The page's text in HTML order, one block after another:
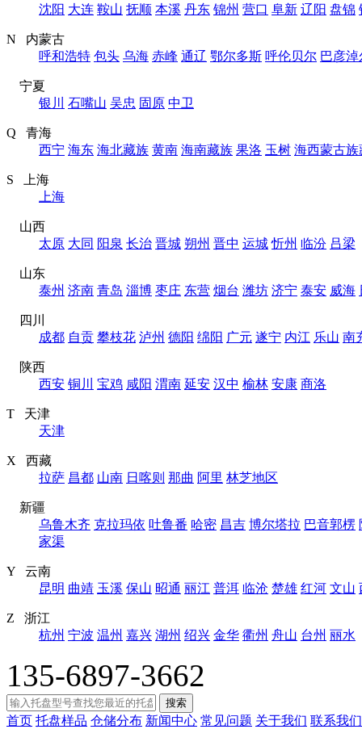
沈阳 大连 鞍山 抚顺 本溪 丹东 锦州 营口 阜新 辽阳 盘锦
N 内蒙古
呼和浩特 包头 乌海 赤峰 通辽 鄂尔多斯 呼伦贝尔 巴彦淖
宁夏
银川
石嘴山 吴忠 固原 中卫
Q 青海
西宁 海东 海北藏族 黄南 海南藏族 果洛 玉树 海西蒙古族
S 上海
上海
山西
太原 大同 阳泉 长治 晋城 朔州 晋中 运城 忻州 临汾 吕梁
山东
泰州 济南 青岛 淄博 枣庄 东营 烟台 潍坊 济宁 泰安 威海
四川
成都 自贡 攀枝花 泸州 德阳 绵阳 广元 遂宁 内江 乐山 南
陕西
西安 铜川 宝鸡 咸阳 渭南 延安 汉中 榆林 安康 商洛
T 天津
天津
X 西藏
拉萨 昌都 山南 日喀则 那曲 阿里 林芝地区
新疆
乌鲁木齐 克拉玛依 吐鲁番 哈密 昌吉 博尔塔拉 巴音郭楞
家渠
Y 云南
昆明 曲靖 玉溪 保山 昭通 丽江 普洱 临沧 楚雄 红河 文山
Z 浙江
杭州 宁波 温州 嘉兴 湖州 绍兴 金华 衢州 舟山 台州 丽水
135-6897-3662
搜索
首页 托盘样品 仓储分布 新闻中心 常见问题 关于我们 联系我们